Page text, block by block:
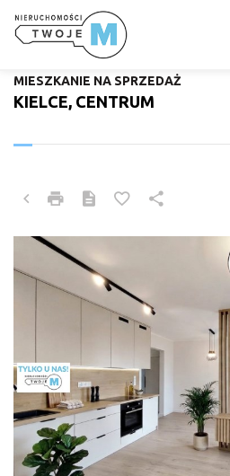
KIELCE, CENTRUM
MIESZKANIE NA SPRZEDAŻ